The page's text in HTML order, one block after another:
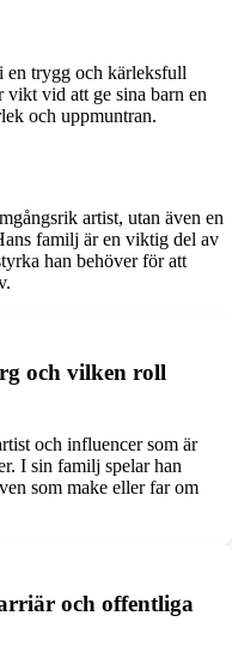
en trygg och kärleksfull
vid att ge sina barn en
och uppmuntran.
artist, utan även en
familj är en viktig del av
han behöver för att
och vilken roll
och influencer som är
I sin familj spelar han
som make eller far om
och offentliga